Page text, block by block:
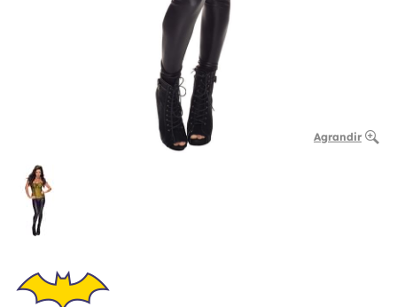
Agrandir